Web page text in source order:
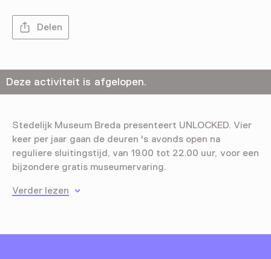
Delen
Deze activiteit is afgelopen.
Stedelijk Museum Breda presenteert UNLOCKED. Vier
keer per jaar gaan de deuren 's avonds open na
reguliere sluitingstijd, van 19.00 tot 22.00 uur, voor een
bijzondere gratis museumervaring.
Verder lezen